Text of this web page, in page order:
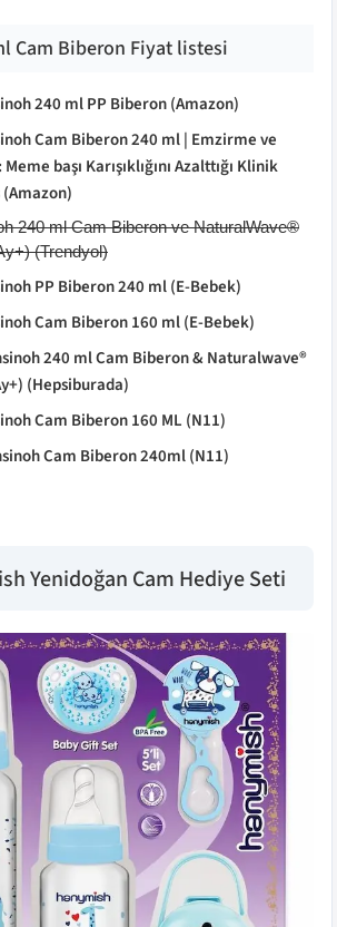
Cam Biberon Fiyat listesi
240 ml PP Biberon(Amazon)
Cam Biberon 240 ml | Emzirme ve
başı Karışıklığını Azalttığı Klinik
(Amazon)
240 ml Cam Biberon ve NaturalWave®
(Trendyol)
PP Biberon 240 ml(E-Bebek)
Cam Biberon 160 ml(E-Bebek)
240 ml Cam Biberon & Naturalwave®
(Hepsiburada)
Cam Biberon 160 ML (N11)
Cam Biberon 240ml(N11)
Yenidoğan Cam Hediye Seti